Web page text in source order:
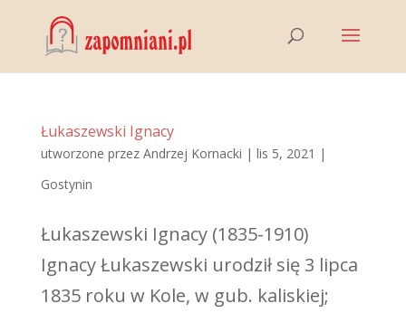
Łukaszewski Ignacy
utworzone przez Andrzej Kornacki | lis 5, 2021 |
Gostynin
Łukaszewski Ignacy (1835-1910)
Ignacy Łukaszewski urodził się 3 lipca
1835 roku w Kole, w gub. kaliskiej;